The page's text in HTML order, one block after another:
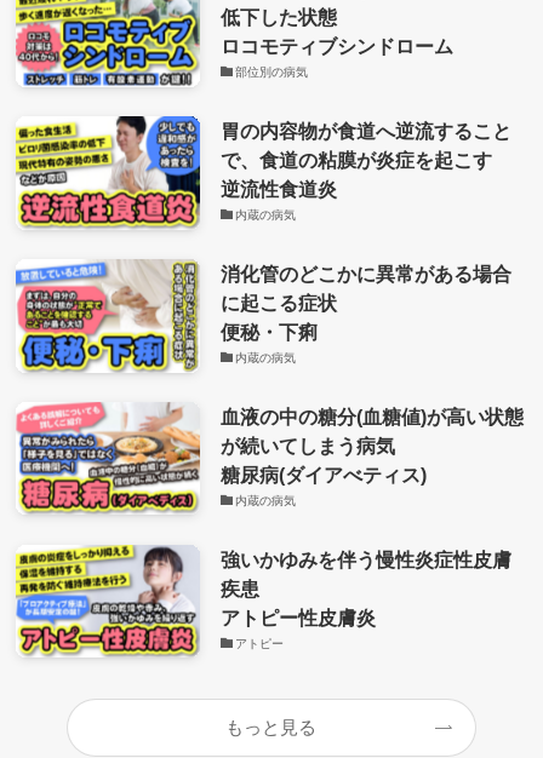
低下した状態
ロコモティブシンドローム
部位別の病気
胃の内容物が食道へ逆流すること
で、食道の粘膜が炎症を起こす
逆流性食道炎
内蔵の病気
消化管のどこかに異常がある場合
に起こる症状
便秘・下痢
内蔵の病気
血液の中の糖分(血糖値)が高い状態
が続いてしまう病気
糖尿病(ダイアべティス)
内蔵の病気
強いかゆみを伴う慢性炎症性皮膚
疾患
アトピー性皮膚炎
アトピー
もっと見る